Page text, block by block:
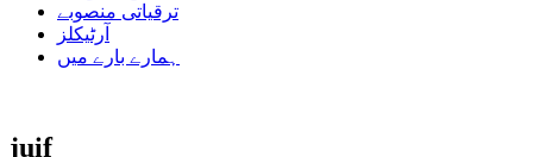
ترقیاتی منصوبے
آرٹیکلز
ہمارے بارے میں
juif